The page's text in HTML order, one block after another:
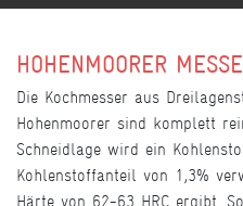
HOHENMOORER
Die Kochmesser aus
Hohenmoorer sind komplett
Schneidlage wird ein
Kohlenstoffanteil von 1,3%
Härte von 62-63 HRC ergibt.